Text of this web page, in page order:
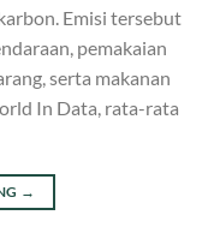
Emisi tersebut
pemakaian
serta makanan
In Data, rata-rata
→